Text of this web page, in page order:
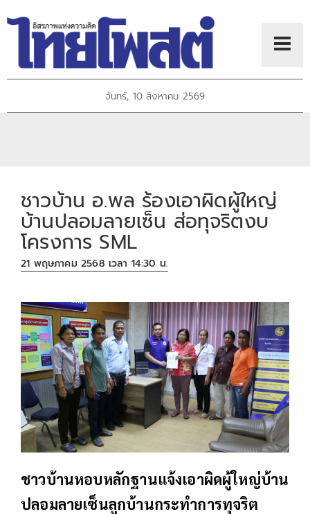
จันทร์, 10 สิงหาคม 2569
ชาวบ้าน อ.พล ร้องเอาผิดผู้ใหญ่
บ้านปลอมลายเซ็น ส่อทุจริตงบ
โครงการ SML
21 พฤษภาคม 2568 เวลา 14:30 น.
ชาวบ้านหอบหลักฐานแจ้งเอาผิดผู้ใหญ่บ้าน
ปลอมลายเซ็นลูกบ้านกระทำการทุจริต